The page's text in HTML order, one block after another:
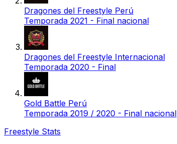
Dragones del Freestyle Perú
Temporada 2021 - Final nacional
Dragones del Freestyle Internacional
Temporada 2020 - Final
Gold Battle Perú
Temporada 2019 / 2020 - Final nacional
Freestyle Stats